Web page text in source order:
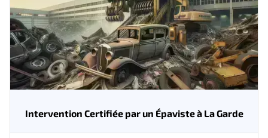
Intervention Certifiée par un Épaviste à La Garde